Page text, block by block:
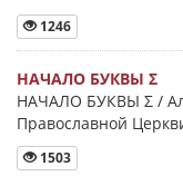
1246
НАЧАЛО БУКВЫ Σ
НАЧАЛО БУКВЫ Σ /
Православной
1503